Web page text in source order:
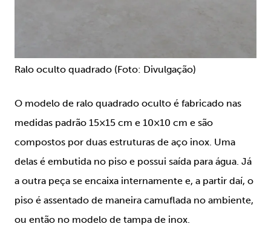
Ralo oculto quadrado (Foto: Divulgação)
O modelo de ralo quadrado oculto é fabricado nas
medidas padrão 15×15 cm e 10×10 cm e são
compostos por duas estruturas de aço inox. Uma
delas é embutida no piso e possui saída para água. Já
a outra peça se encaixa internamente e, a partir daí, o
piso é assentado de maneira camuflada no ambiente,
ou então no modelo de tampa de inox.